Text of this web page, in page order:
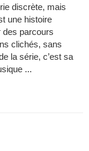
discrète, mais
une histoire
des parcours
clichés, sans
la série, c’est sa
...